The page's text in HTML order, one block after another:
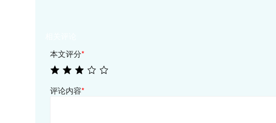
本文评分*
评论内容*